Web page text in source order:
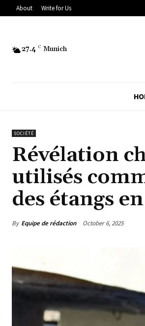
About Write for Us
27.4 C Munich
SOCIÉTÉ
Révélation
utilisés
des étangs
By Equipe de rédaction October 6, 2025